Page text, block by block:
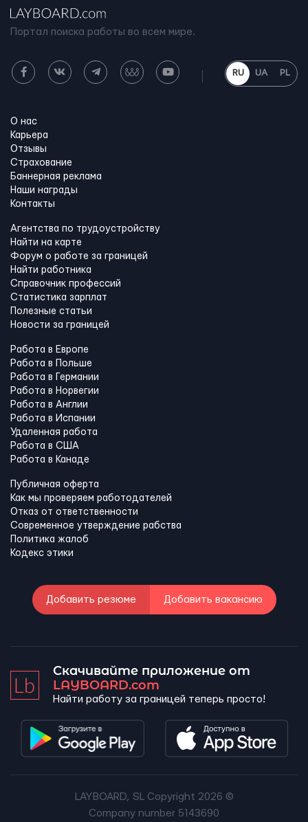
Портал поиска работы во всем мире.
RU UA PL
О нас
Карьера
Отзывы
Страхование
Баннерная реклама
Наши награды
Контакты
Агентства по трудоустройству
Найти на карте
Форум о работе за границей
Найти работника
Справочник профессий
Статистика зарплат
Полезные статьи
Новости за границей
Работа в Европе
Работа в Польше
Работа в Германии
Работа в Норвегии
Работа в Англии
Работа в Испании
Удаленная работа
Работа в США
Работа в Канадe
Публичная оферта
Как мы проверяем работодателей
Отказ от ответственности
Современное утверждение рабства
Политика жалоб
Кодекс этики
Добавить резюме Добавить вакансию
Скачивайте приложение от
LAYBOARD.com
Найти работу за границей теперь просто!
LAYBOARD, SL Copyright 2026 ©
Company number 5143690